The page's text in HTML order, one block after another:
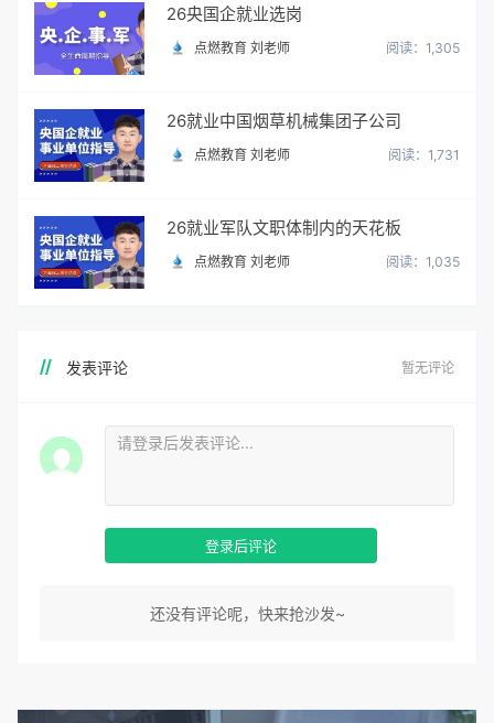
26央国企就业选岗
点燃教育 刘老师 阅读：1,305
26就业中国烟草机械集团子公司
点燃教育 刘老师 阅读：1,731
26就业军队文职体制内的天花板
点燃教育 刘老师 阅读：1,035
发表评论 暂无评论
登录后评论
还没有评论呢，快来抢沙发~